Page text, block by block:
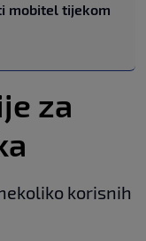
mobitel tijekom
za
korisnih